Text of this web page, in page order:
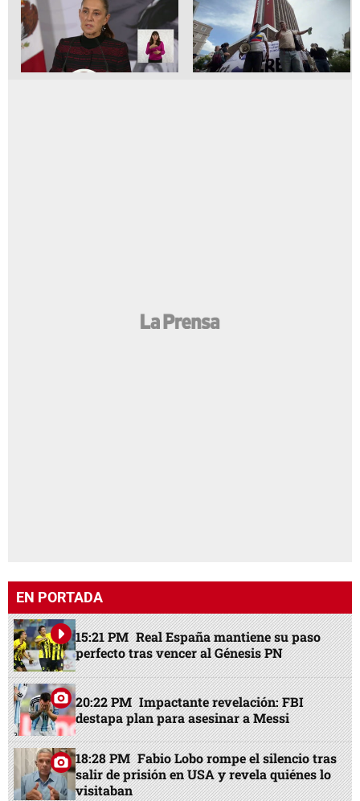
EN PORTADA
15:21 PM Real España mantiene su paso
perfecto tras vencer al Génesis PN
20:22 PM Impactante revelación: FBI
destapa plan para asesinar a Messi
18:28 PM Fabio Lobo rompe el silencio tras
salir de prisión en USA y revela quiénes lo
visitaban